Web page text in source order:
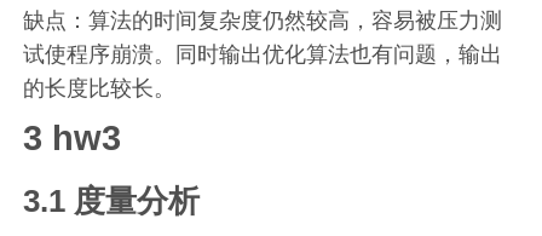
缺点：算法的时间复杂度仍然较高，容易被压力测
试使程序崩溃。同时输出优化算法也有问题，输出
的长度比较长。
3 hw3
3.1 度量分析